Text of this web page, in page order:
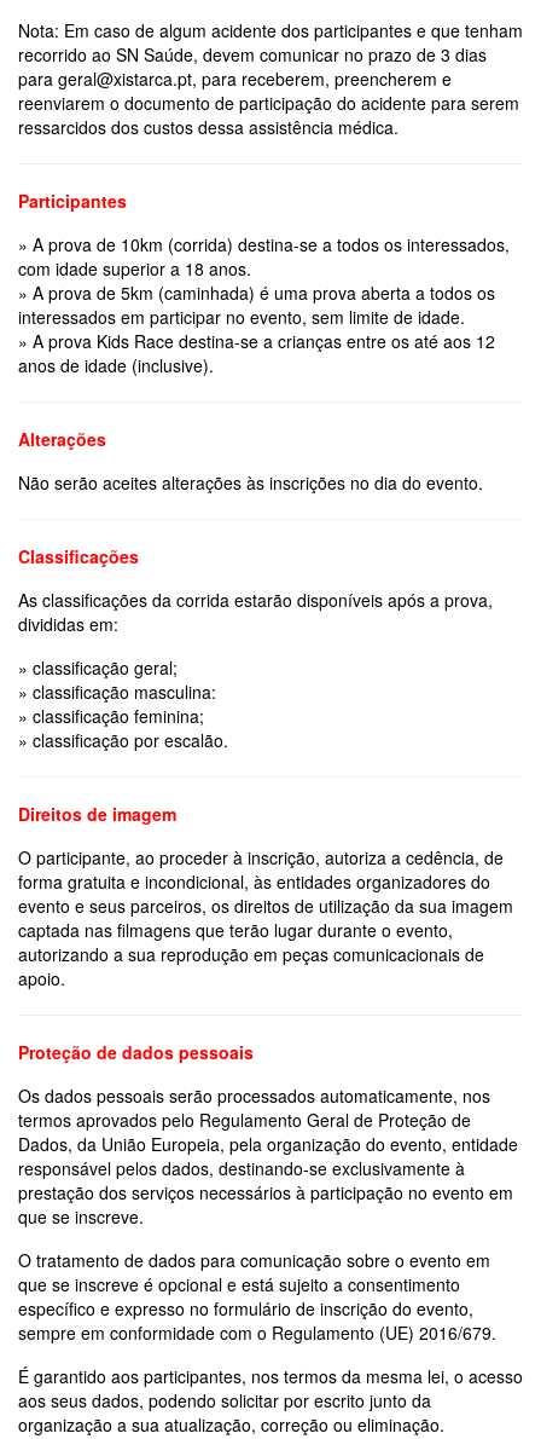
Nota: Em caso de algum acidente dos participantes e que tenham
recorrido ao SN Saúde, devem comunicar no prazo de 3 dias
para geral@xistarca.pt, para receberem, preencherem e
reenviarem o documento de participação do acidente para serem
ressarcidos dos custos dessa assistência médica.
Participantes
» A prova de 10km (corrida) destina-se a todos os interessados,
com idade superior a 18 anos.
» A prova de 5km (caminhada) é uma prova aberta a todos os
interessados em participar no evento, sem limite de idade.
» A prova Kids Race destina-se a crianças entre os até aos 12
anos de idade (inclusive).
Alterações
Não serão aceites alterações às inscrições no dia do evento.
Classificações
As classificações da corrida estarão disponíveis após a prova,
divididas em:
» classificação geral;
» classificação masculina:
» classificação feminina;
» classificação por escalão.
Direitos de imagem
O participante, ao proceder à inscrição, autoriza a cedência, de
forma gratuita e incondicional, às entidades organizadores do
evento e seus parceiros, os direitos de utilização da sua imagem
captada nas filmagens que terão lugar durante o evento,
autorizando a sua reprodução em peças comunicacionais de
apoio.
Proteção de dados pessoais
Os dados pessoais serão processados automaticamente, nos
termos aprovados pelo Regulamento Geral de Proteção de
Dados, da União Europeia, pela organização do evento, entidade
responsável pelos dados, destinando-se exclusivamente à
prestação dos serviços necessários à participação no evento em
que se inscreve.
O tratamento de dados para comunicação sobre o evento em
que se inscreve é opcional e está sujeito a consentimento
específico e expresso no formulário de inscrição do evento,
sempre em conformidade com o Regulamento (UE) 2016/679.
É garantido aos participantes, nos termos da mesma lei, o acesso
aos seus dados, podendo solicitar por escrito junto da
organização a sua atualização, correção ou eliminação.